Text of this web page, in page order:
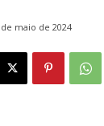
maio de 2024